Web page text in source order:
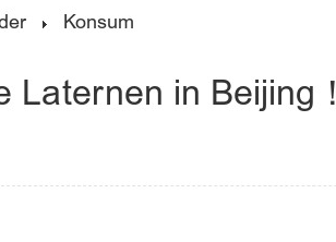
Konsum
in Beijing！